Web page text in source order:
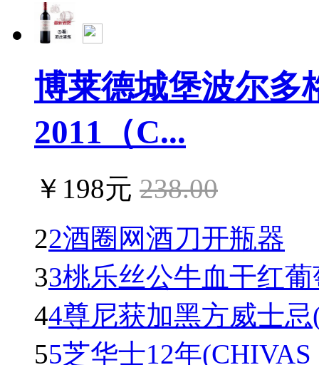
博莱德城堡波尔多
2011（C...
￥198元 238.00
22酒圈网酒刀开瓶器
33桃乐丝公牛血干红葡
44尊尼获加黑方威士忌
55芝华士12年